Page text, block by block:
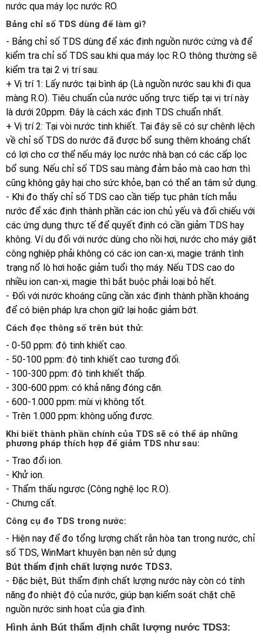
nước qua máy lọc nước RO.
Bảng chỉ số TDS dùng để làm gì?
- Bảng chỉ số TDS dùng để xác định nguồn nước cứng và để
kiểm tra chỉ số TDS sau khi qua máy lọc R.O thông thường sẽ
kiểm tra tại 2 vị trí sau:
+ Vị trí 1: Lấy nước tại bình áp (Là nguồn nước sau khi đi qua
màng R.O). Tiêu chuẩn của nước uống trực tiếp tại vị trí này
là dưới 20ppm. Đây là cách xác định TDS chuẩn nhất.
+ Vị trí 2: Tại vòi nước tinh khiết. Tại đây sẽ có sự chênh lệch
về chỉ số TDS do nước đã được bổ sung thêm khoáng chất
có lợi cho cơ thể nếu máy lọc nước nhà bạn có các cấp lọc
bổ sung. Nếu chỉ số TDS sau màng đảm bảo mà cao hơn thì
cũng không gây hại cho sức khỏe, bạn có thể an tâm sử dụng.
- Khi đo thấy chỉ số TDS cao cần tiếp tục phân tích mẫu
nước để xác định thành phần các ion chủ yếu và đối chiếu với
các ứng dụng thực tế để quyết định có cần giảm TDS hay
không. Ví dụ đối với nước dùng cho nồi hơi, nước cho máy giặt
công nghiệp phải không có các ion can-xi, magie tránh tình
trạng nổ lò hơi hoặc giảm tuổi thọ máy. Nếu TDS cao do
nhiều ion can-xi, magie thì bắt buộc phải loại bỏ hết.
- Đối với nước khoáng cũng cần xác định thành phần khoáng
để có biện pháp lựa chọn giữ lại hoặc giảm bớt.
Cách đọc thông số trên bút thử:
- 0-50 ppm: độ tinh khiết cao.
- 50-100 ppm: độ tinh khiết cao tương đối.
- 100-300 ppm: độ tinh khiết thấp.
- 300-600 ppm: có khả năng đóng cặn.
- 600-1.000 ppm: mùi vị không tốt.
- Trên 1.000 ppm: không uống được.
Khi biết thành phần chính của TDS sẽ có thể áp những
phương pháp thích hợp để giảm TDS như sau:
- Trao đổi ion.
- Khử ion.
- Thẩm thấu ngược (Công nghệ lọc R.O).
- Chưng cất.
Công cụ đo TDS trong nước:
- Hiện nay để đo tổng lượng chất rắn hòa tan trong nước, chỉ
số TDS, WinMart khuyên bạn nên sử dụng
Bút thẩm định chất lượng nước TDS3.
- Đặc biệt, Bút thẩm định chất lượng nước này còn có tính
năng đo nhiệt độ của nước, giúp bạn kiểm soát chặt chẽ
nguồn nước sinh hoạt của gia đình.
Hình ảnh Bút thẩm định chất lượng nước TDS3: